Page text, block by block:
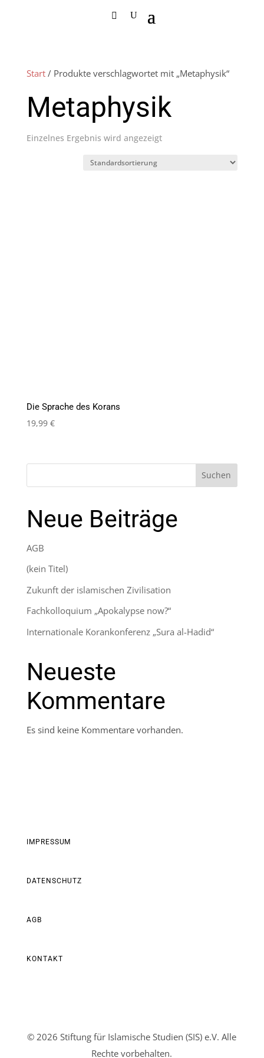
Start/ Produkte verschlagwortet mit „Metaphysik“
Metaphysik
Einzelnes Ergebnis wird angezeigt
Die Sprache des Korans
19,99 €
Suchen
Neue Beiträge
AGB
(kein Titel)
Zukunft der islamischen Zivilisation
Fachkolloquium „Apokalypse now?“
Internationale Korankonferenz „Sura al-Hadid“
Neueste
Kommentare
Es sind keine Kommentare vorhanden.
IMPRESSUM
DATENSCHUTZ
AGB
KONTAKT
© 2026 Stiftung für Islamische Studien (SIS) e.V. Alle
Rechte vorbehalten.